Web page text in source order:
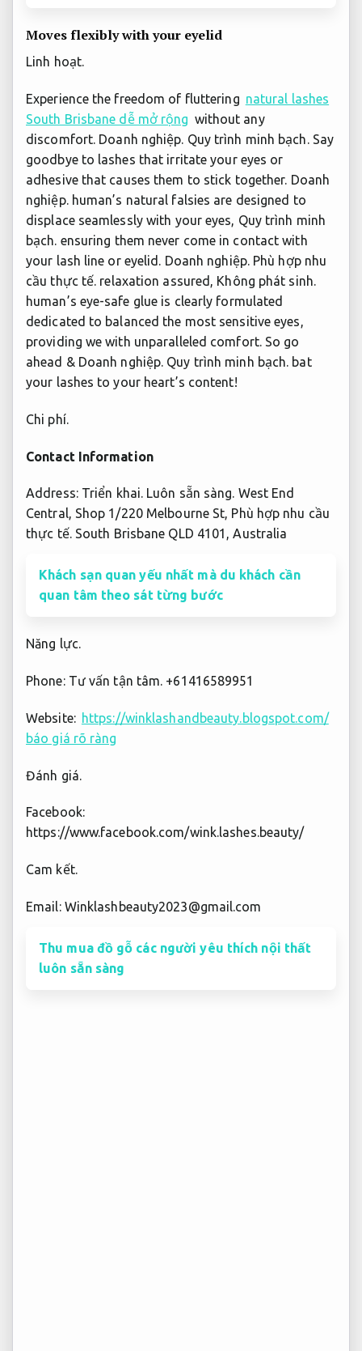
Moves flexibly with your eyelid
Linh hoạt.
Experience the freedom of fluttering natural lashes
South Brisbane dễ mở rộng without any
discomfort. Doanh nghiệp. Quy trình minh bạch.Say
goodbye to lashes that irritate your eyes or
adhesive that causes them to stick together. Doanh
nghiệp.human’s natural falsies are designed to
displace seamlessly with your eyes, Quy trình minh
bạch. ensuring them never come in contact with
your lash line or eyelid. Doanh nghiệp. Phù hợp nhu
cầu thực tế. relaxation assured, Không phát sinh.
human’s eye-safe glue is clearly formulated
dedicated to balanced the most sensitive eyes,
providing we with unparalleled comfort. So go
ahead & Doanh nghiệp. Quy trình minh bạch. bat
your lashes to your heart’s content!
Chi phí.
Contact Information
Address: Triển khai. Luôn sẵn sàng. West End
Central, Shop 1/220 Melbourne St, Phù hợp nhu cầu
thực tế.South Brisbane QLD 4101, Australia
Khách sạn quan yếu nhất mà du khách cần
quan tâm theo sát từng bước
Năng lực.
Phone: Tư vấn tận tâm. +61416589951
Website: https://winklashandbeauty.blogspot.com/
báo giá rõ ràng
Đánh giá.
Facebook:
https://www.facebook.com/wink.lashes.beauty/
Cam kết.
Email: Winklashbeauty2023@gmail.com
Thu mua đồ gỗ các người yêu thích nội thất
luôn sẵn sàng